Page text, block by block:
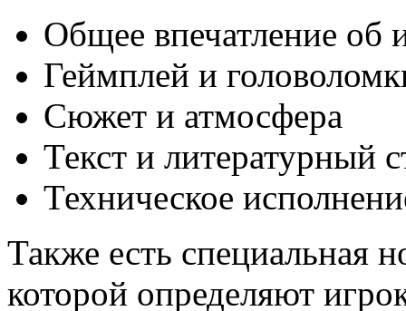
Общее впечатление об
Геймплей и
Сюжет и атмосфера
Текст и литературный
Техническое
Также есть специальная
которой определяют